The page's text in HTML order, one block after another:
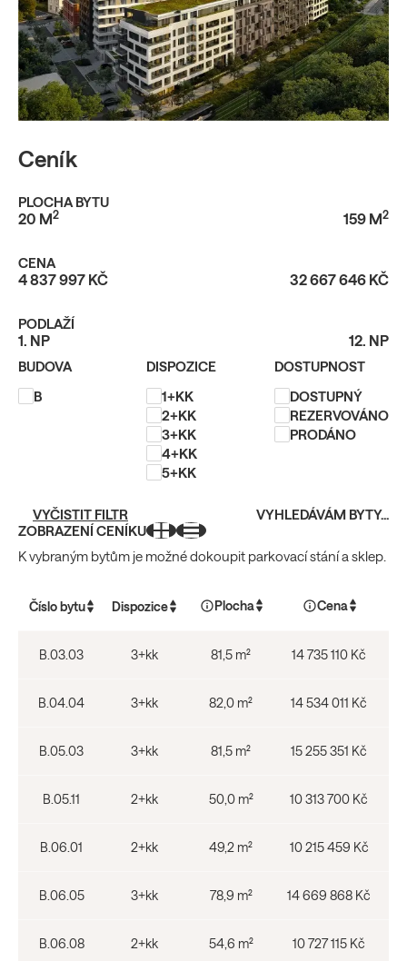
Ceník
PLOCHA BYTU
20 M2 159 M2
CENA
4 837 997 KČ 32 667 646 KČ
PODLAŽÍ
1. NP 12. NP
BUDOVA
B
DISPOZICE
1+KK
2+KK
3+KK
4+KK
5+KK
DOSTUPNOST
DOSTUPNÝ
REZERVOVÁNO
PRODÁNO
VYČISTIT FILTR
VYHLEDÁVÁM BYTY...
ZOBRAZENÍ CENÍKU
K vybraným bytům je možné dokoupit parkovací stání a sklep.
Číslo bytu Dispozice Plocha Cena
B.03.03 3+kk 81,5 m² 14 735 110 Kč
B.04.04 3+kk 82,0 m² 14 534 011 Kč
B.05.03 3+kk 81,5 m² 15 255 351 Kč
B.05.11 2+kk 50,0 m² 10 313 700 Kč
B.06.01 2+kk 49,2 m² 10 215 459 Kč
B.06.05 3+kk 78,9 m² 14 669 868 Kč
B.06.08 2+kk 54,6 m² 10 727 115 Kč